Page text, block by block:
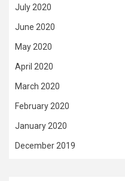
July 2020
June 2020
May 2020
April 2020
March 2020
February 2020
January 2020
December 2019